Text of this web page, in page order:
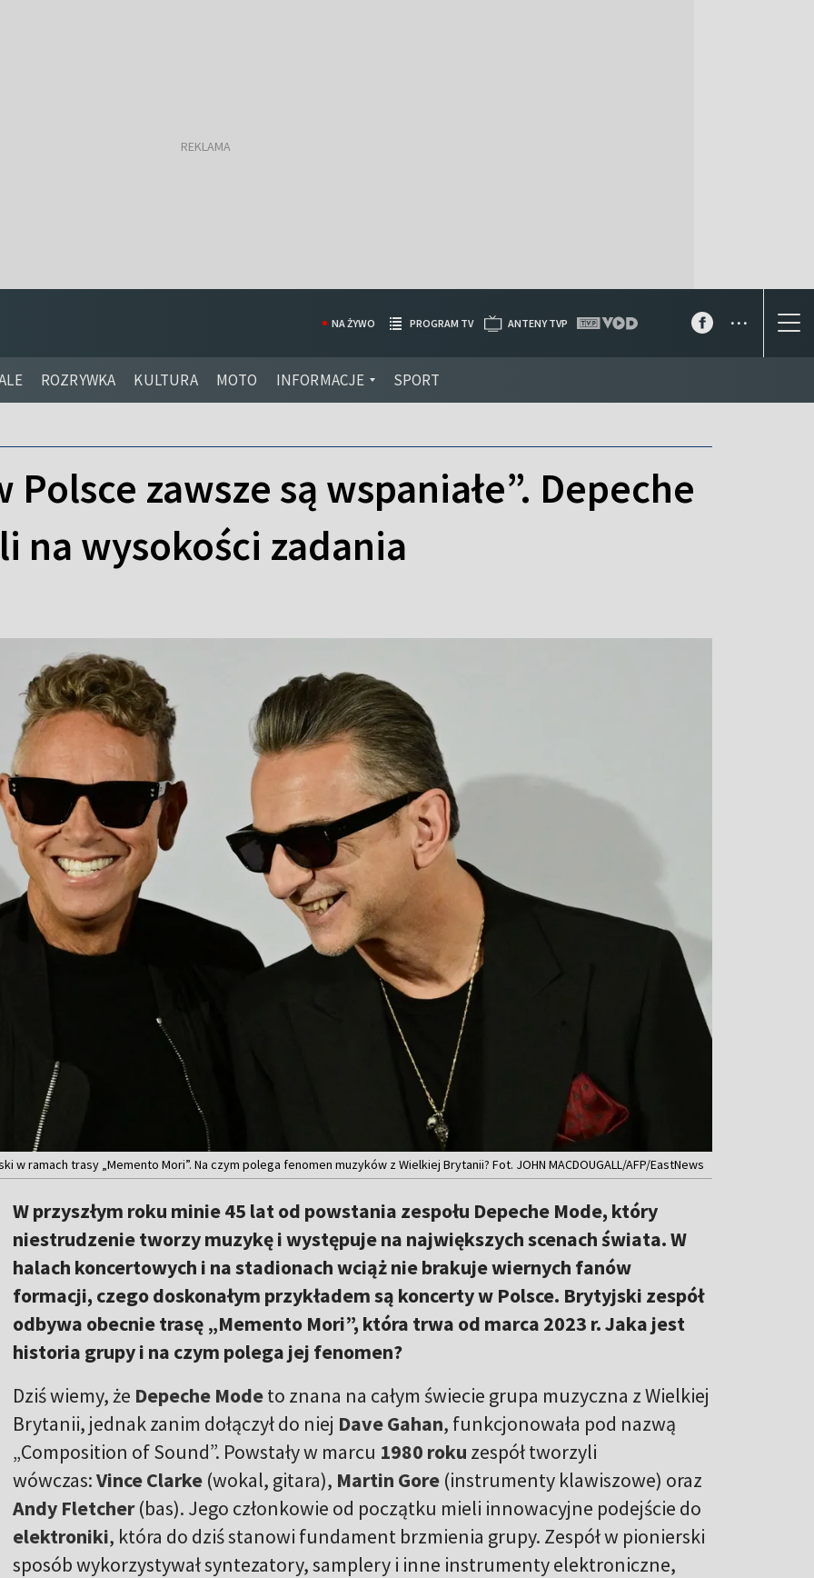
ROZRYWKA KULTURA MOTO INFORMACJE SPORT
NA ŻYWO PROGRAM TV ANTENY TVP ...
zawsze są wspaniałe”. Depeche
na wysokości zadania
w ramach trasy „Memento Mori”. Na czym polega fenomen muzyków z Wielkiej Brytanii? Fot. JOHN MACDOUGALL/AFP/EastNews
W przyszłym roku minie 45 lat od powstania zespołu Depeche Mode, który
niestrudzenie tworzy muzykę i występuje na największych scenach świata. W
halach koncertowych i na stadionach wciąż nie brakuje wiernych fanów
formacji, czego doskonałym przykładem są koncerty w Polsce. Brytyjski zespół
odbywa obecnie trasę „Memento Mori”, która trwa od marca 2023 r. Jaka jest
historia grupy i na czym polega jej fenomen?
Dziś wiemy, że Depeche Modeto znana na całym świecie grupa muzyczna z Wielkiej
Brytanii, jednak zanim dołączył do niej Dave Gahan, funkcjonowała pod nazwą
„Composition of Sound”. Powstały w marcu 1980 roku zespół tworzyli
wówczas:Vince Clarke (wokal, gitara), Martin Gore (instrumenty klawiszowe) oraz
Andy Fletcher(bas). Jego członkowie od początku mieli innowacyjne podejście do
elektroniki, która do dziś stanowi fundament brzmienia grupy. Zespół w pionierski
sposób wykorzystywał syntezatory, samplery i inne instrumenty elektroniczne,